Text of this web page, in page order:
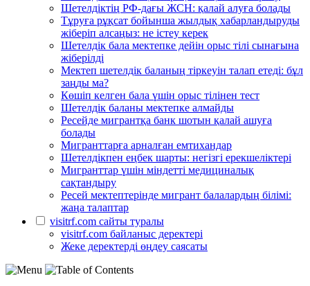
Шетелдіктің РФ-дағы ЖСН: қалай алуға болады
Тұруға рұқсат бойынша жылдық хабарландыруды
жіберіп алсаңыз: не істеу керек
Шетелдік бала мектепке дейін орыс тілі сынағына
жіберілді
Мектеп шетелдік баланың тіркеуін талап етеді: бұл
заңды ма?
Көшіп келген бала үшін орыс тілінен тест
Шетелдік баланы мектепке алмайды
Ресейде мигрантқа банк шотын қалай ашуға
болады
Мигранттарға арналған емтихандар
Шетелдікпен еңбек шарты: негізгі ерекшеліктері
Мигранттар үшін міндетті медициналық
сақтандыру
Ресей мектептерінде мигрант балалардың білімі:
жаңа талаптар
visitrf.com сайты туралы
visitrf.com байланыс деректері
Жеке деректерді өңдеу саясаты